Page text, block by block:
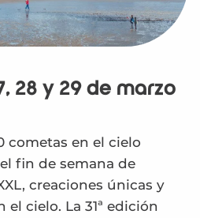
28 y 29 de marzo
cometas en el cielo
fin de semana de
creaciones únicas y
cielo. La 31ª edición